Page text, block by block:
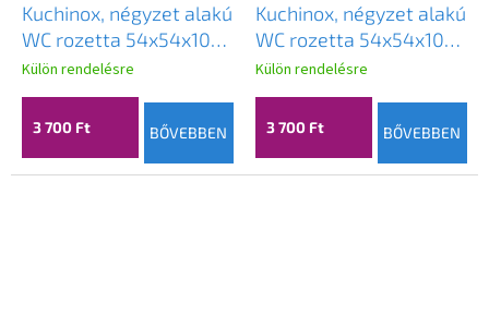
Kuchinox, négyzet alakú
WC rozetta 54x54x10
mm, szatén, LAV-
LK4_103S
Külön rendelésre
3 700 Ft BŐVEBBEN
Kuchinox, négyzet alakú
WC rozetta 54x54x10
mm, patinás, LAV-
LK4_403S
Külön rendelésre
3 700 Ft BŐVEBBEN